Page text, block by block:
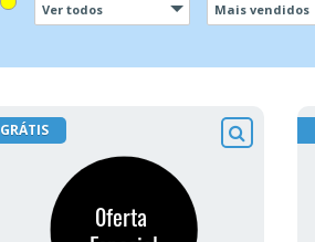
Ver todos Mais vendidos
GRÁTIS